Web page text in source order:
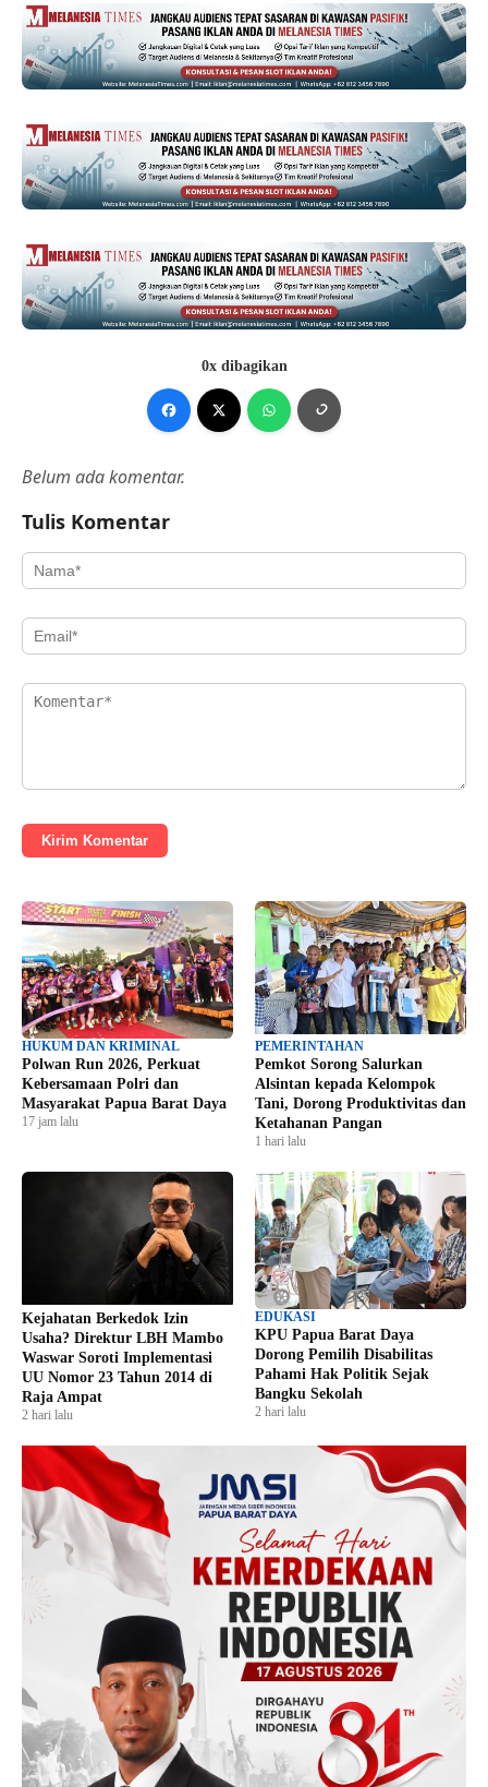
0x dibagikan
Belum ada komentar.
Tulis Komentar
Kirim Komentar
HUKUM DAN KRIMINAL
Polwan Run 2026, Perkuat
Kebersamaan Polri dan
Masyarakat Papua Barat Daya
17 jam lalu
PEMERINTAHAN
Pemkot Sorong Salurkan
Alsintan kepada Kelompok
Tani, Dorong Produktivitas dan
Ketahanan Pangan
1 hari lalu
Kejahatan Berkedok Izin
Usaha? Direktur LBH Mambo
Waswar Soroti Implementasi
UU Nomor 23 Tahun 2014 di
Raja Ampat
2 hari lalu
EDUKASI
KPU Papua Barat Daya
Dorong Pemilih Disabilitas
Pahami Hak Politik Sejak
Bangku Sekolah
2 hari lalu